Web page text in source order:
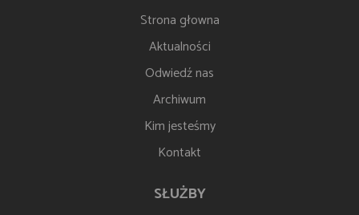
Strona głowna
Aktualności
Odwiedź nas
Archiwum
Kim jesteśmy
Kontakt
SŁUŻBY